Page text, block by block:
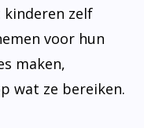
zelf
voor hun
maken,
wat ze bereiken.